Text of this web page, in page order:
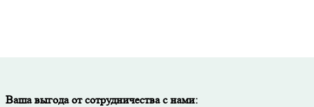
Ваша выгода от сотрудничества с нами: